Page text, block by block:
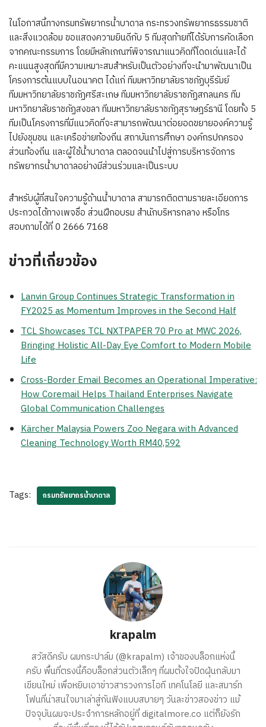
ในโอกาสนี้ทางกรมทรัพยากรน้ำบาดาล กระทรวงทรัพยากรธรรมชาติ
และสิ่งแวดล้อม ขอแสดงความยินดีกับ 5 ทีมสุดท้ายที่ได้รับการคัดเลือก
จากคณะกรรมการ โดยมีหลักเกณฑ์พิจารณาแนวคิดที่โดดเด่นและได้
คะแนนสูงสุดที่มีความเหมาะสมสำหรับเป็นตัวอย่างที่จะนำมาพัฒนาเป็น
โครงการต้นแบบในอนาคต ได้แก่ ทีมมหาวิทยาลัยราชภัฏบุรีรัมย์
ทีมมหาวิทยาลัยราชภัฏศรีสะเกษ ทีมมหาวิทยาลัยราชภัฏสกลนคร ทีม
มหาวิทยาลัยราชภัฏสงขลา ทีมมหาวิทยาลัยราชภัฏสุราษฎร์ธานี โดยทั้ง 5
ทีมเป็นโครงการที่มีแนวคิดที่จะสามารถพัฒนาต่อยอดขยายองค์ความรู้
ไปยังชุมชน และเครือข่ายท้องถิ่น สถาบันการศึกษา องค์กรปกครอง
ส่วนท้องถิ่น และผู้ใช้น้ำบาดาล ตลอดจนนำไปสู่การบริหารจัดการ
ทรัพยากรน้ำบาดาลอย่างมีส่วนร่วมและเป็นระบบ
สำหรับผู้ที่สนใจความรู้ด้านน้ำบาดาล สามารถติดตามรายละเอียดการ
ประกวดได้ทางเพจชื่อ ส่วนฝึกอบรม สำนักบริหารกลาง หรือโทร
สอบถามได้ที่ 0 2666 7168
ข่าวที่เกี่ยวข้อง
Lanvin Group Continues Strategic Transformation in
FY2025 as Momentum Improves in the Second Half
TCL Showcases TCL NXTPAPER 70 Pro at MWC 2026,
Bringing Holistic All-Day Eye Comfort to Modern Mobile
Life
Cross-Border Email Becomes an Operational Imperative:
How Coremail Helps Thailand Enterprises Navigate
Global Communication Challenges
Kärcher Malaysia Powers Zoo Negara with Advanced
Cleaning Technology Worth RM40,592
Tags: กรมทรัพยากรน้ำบาดาล
krapalm
สวัสดีครับ ผมกระปาล์ม (@krapalm) เจ้าของบล็อกแห่งนี้
ครับ พื้นที่ตรงนี้คือบล็อกส่วนตัวเล็กๆ ที่ผมตั้งใจปัดฝุ่นกลับมา
เขียนใหม่ เพื่อหยิบเอาข่าวสารวงการไอที เทคโนโลยี และสมาร์ท
โฟนที่น่าสนใจมาเล่าสู่กันฟังแบบสบายๆ วันละข่าวสองข่าว แม้
ปัจจุบันผมจะประจำการหลักอยู่ที่ digitalmore.co แต่ก็ยังรัก